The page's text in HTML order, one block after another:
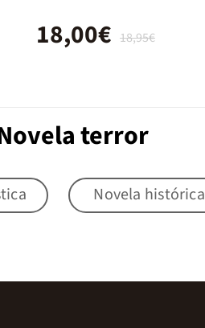
18,95€
18,00€
terror
Novela histórica